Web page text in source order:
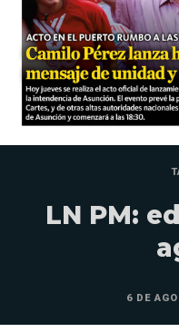
LN PM:
6 DE